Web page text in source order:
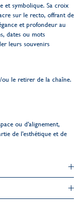
et symbolique. Sa croix
sur le recto, offrant de
et profondeur au
dates ou mots
leurs souvenirs
ou le retirer de la chaîne.
ou d'alignement,
de l'esthétique et de